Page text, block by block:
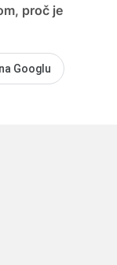
proč je
Googlu